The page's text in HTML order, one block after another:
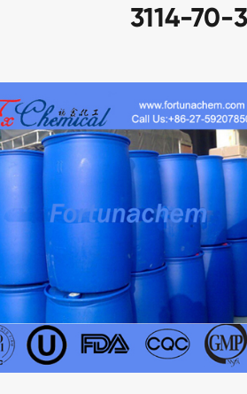
3114-70-